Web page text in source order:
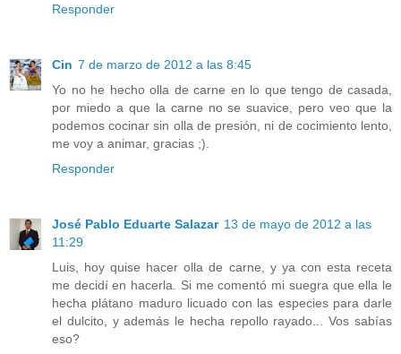
Responder
Cin 7 de marzo de 2012 a las 8:45
Yo no he hecho olla de carne en lo que tengo de casada,
por miedo a que la carne no se suavice, pero veo que la
podemos cocinar sin olla de presión, ni de cocimiento lento,
me voy a animar, gracias ;).
Responder
José Pablo Eduarte Salazar 13 de mayo de 2012 a las
11:29
Luis, hoy quise hacer olla de carne, y ya con esta receta
me decidí en hacerla. Si me comentó mi suegra que ella le
hecha plátano maduro licuado con las especies para darle
el dulcito, y además le hecha repollo rayado... Vos sabías
eso?